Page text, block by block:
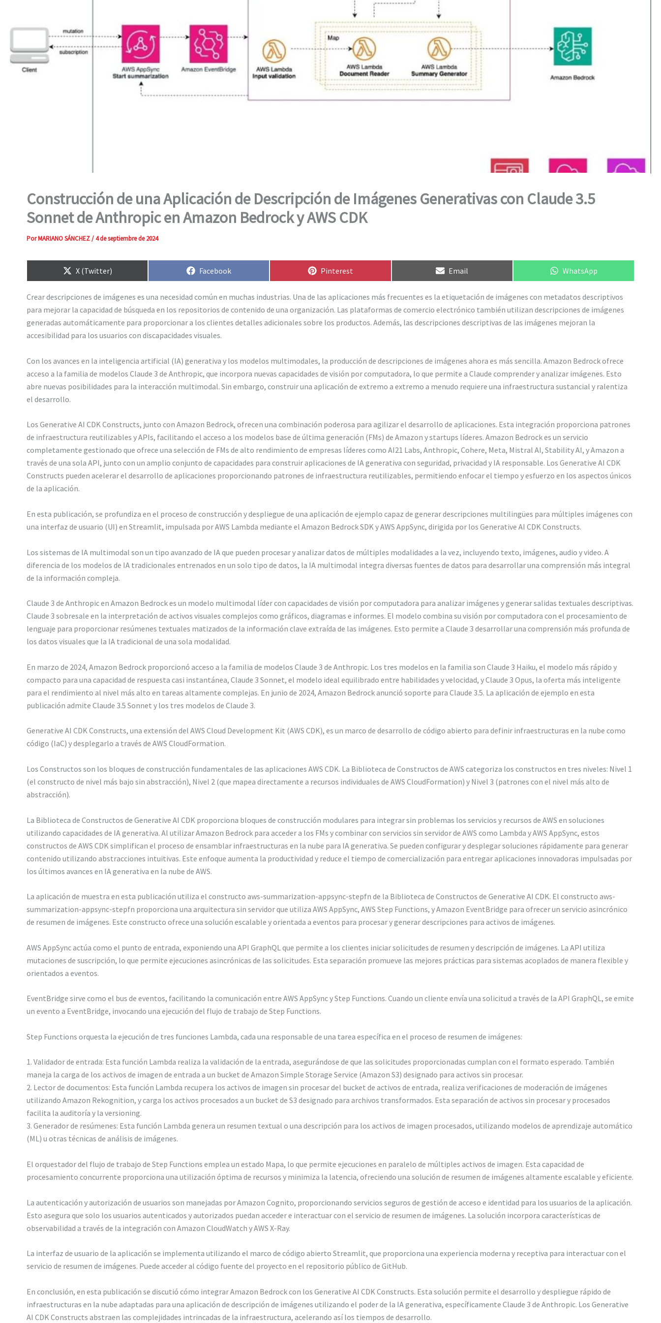
Construcción de una Aplicación de Descripción de Imágenes Generativas con Claude 3.5
Sonnet de Anthropic en Amazon Bedrock y AWS CDK
PorMARIANO SÁNCHEZ/4 de septiembre de 2024
Compartir
en
X (Twitter)
Compartir
Facebook
Compartir
Pinterest
Compartir
Email
Compartir
WhatsApp
Crear descripciones de imágenes es una necesidad común en muchas industrias. Una de las aplicaciones más frecuentes es la etiquetación de imágenes con metadatos descriptivos
para mejorar la capacidad de búsqueda en los repositorios de contenido de una organización. Las plataformas de comercio electrónico también utilizan descripciones de imágenes
generadas automáticamente para proporcionar a los clientes detalles adicionales sobre los productos. Además, las descripciones descriptivas de las imágenes mejoran la
accesibilidad para los usuarios con discapacidades visuales.
Con los avances en la inteligencia artificial (IA) generativa y los modelos multimodales, la producción de descripciones de imágenes ahora es más sencilla. Amazon Bedrock ofrece
acceso a la familia de modelos Claude 3 de Anthropic, que incorpora nuevas capacidades de visión por computadora, lo que permite a Claude comprender y analizar imágenes. Esto
abre nuevas posibilidades para la interacción multimodal. Sin embargo, construir una aplicación de extremo a extremo a menudo requiere una infraestructura sustancial y ralentiza
el desarrollo.
Los Generative AI CDK Constructs, junto con Amazon Bedrock, ofrecen una combinación poderosa para agilizar el desarrollo de aplicaciones. Esta integración proporciona patrones
de infraestructura reutilizables y APIs, facilitando el acceso a los modelos base de última generación (FMs) de Amazon y startups líderes. Amazon Bedrock es un servicio
completamente gestionado que ofrece una selección de FMs de alto rendimiento de empresas líderes como AI21 Labs, Anthropic, Cohere, Meta, Mistral AI, Stability AI, y Amazon a
través de una sola API, junto con un amplio conjunto de capacidades para construir aplicaciones de IA generativa con seguridad, privacidad y IA responsable. Los Generative AI CDK
Constructs pueden acelerar el desarrollo de aplicaciones proporcionando patrones de infraestructura reutilizables, permitiendo enfocar el tiempo y esfuerzo en los aspectos únicos
de la aplicación.
En esta publicación, se profundiza en el proceso de construcción y despliegue de una aplicación de ejemplo capaz de generar descripciones multilingües para múltiples imágenes con
una interfaz de usuario (UI) en Streamlit, impulsada por AWS Lambda mediante el Amazon Bedrock SDK y AWS AppSync, dirigida por los Generative AI CDK Constructs.
Los sistemas de IA multimodal son un tipo avanzado de IA que pueden procesar y analizar datos de múltiples modalidades a la vez, incluyendo texto, imágenes, audio y video. A
diferencia de los modelos de IA tradicionales entrenados en un solo tipo de datos, la IA multimodal integra diversas fuentes de datos para desarrollar una comprensión más integral
de la información compleja.
Claude 3 de Anthropic en Amazon Bedrock es un modelo multimodal líder con capacidades de visión por computadora para analizar imágenes y generar salidas textuales descriptivas.
Claude 3 sobresale en la interpretación de activos visuales complejos como gráficos, diagramas e informes. El modelo combina su visión por computadora con el procesamiento de
lenguaje para proporcionar resúmenes textuales matizados de la información clave extraída de las imágenes. Esto permite a Claude 3 desarrollar una comprensión más profunda de
los datos visuales que la IA tradicional de una sola modalidad.
En marzo de 2024, Amazon Bedrock proporcionó acceso a la familia de modelos Claude 3 de Anthropic. Los tres modelos en la familia son Claude 3 Haiku, el modelo más rápido y
compacto para una capacidad de respuesta casi instantánea, Claude 3 Sonnet, el modelo ideal equilibrado entre habilidades y velocidad, y Claude 3 Opus, la oferta más inteligente
para el rendimiento al nivel más alto en tareas altamente complejas. En junio de 2024, Amazon Bedrock anunció soporte para Claude 3.5. La aplicación de ejemplo en esta
publicación admite Claude 3.5 Sonnet y los tres modelos de Claude 3.
Generative AI CDK Constructs, una extensión del AWS Cloud Development Kit (AWS CDK), es un marco de desarrollo de código abierto para definir infraestructuras en la nube como
código (IaC) y desplegarlo a través de AWS CloudFormation.
Los Constructos son los bloques de construcción fundamentales de las aplicaciones AWS CDK. La Biblioteca de Constructos de AWS categoriza los constructos en tres niveles: Nivel 1
(el constructo de nivel más bajo sin abstracción), Nivel 2 (que mapea directamente a recursos individuales de AWS CloudFormation) y Nivel 3 (patrones con el nivel más alto de
abstracción).
La Biblioteca de Constructos de Generative AI CDK proporciona bloques de construcción modulares para integrar sin problemas los servicios y recursos de AWS en soluciones
utilizando capacidades de IA generativa. Al utilizar Amazon Bedrock para acceder a los FMs y combinar con servicios sin servidor de AWS como Lambda y AWS AppSync, estos
constructos de AWS CDK simplifican el proceso de ensamblar infraestructuras en la nube para IA generativa. Se pueden configurar y desplegar soluciones rápidamente para generar
contenido utilizando abstracciones intuitivas. Este enfoque aumenta la productividad y reduce el tiempo de comercialización para entregar aplicaciones innovadoras impulsadas por
los últimos avances en IA generativa en la nube de AWS.
La aplicación de muestra en esta publicación utiliza el constructo aws-summarization-appsync-stepfn de la Biblioteca de Constructos de Generative AI CDK. El constructo aws-
summarization-appsync-stepfn proporciona una arquitectura sin servidor que utiliza AWS AppSync, AWS Step Functions, y Amazon EventBridge para ofrecer un servicio asincrónico
de resumen de imágenes. Este constructo ofrece una solución escalable y orientada a eventos para procesar y generar descripciones para activos de imágenes.
AWS AppSync actúa como el punto de entrada, exponiendo una API GraphQL que permite a los clientes iniciar solicitudes de resumen y descripción de imágenes. La API utiliza
mutaciones de suscripción, lo que permite ejecuciones asincrónicas de las solicitudes. Esta separación promueve las mejores prácticas para sistemas acoplados de manera flexible y
orientados a eventos.
EventBridge sirve como el bus de eventos, facilitando la comunicación entre AWS AppSync y Step Functions. Cuando un cliente envía una solicitud a través de la API GraphQL, se emite
un evento a EventBridge, invocando una ejecución del flujo de trabajo de Step Functions.
Step Functions orquesta la ejecución de tres funciones Lambda, cada una responsable de una tarea específica en el proceso de resumen de imágenes:
1. Validador de entrada: Esta función Lambda realiza la validación de la entrada, asegurándose de que las solicitudes proporcionadas cumplan con el formato esperado. También
maneja la carga de los activos de imagen de entrada a un bucket de Amazon Simple Storage Service (Amazon S3) designado para activos sin procesar.
2. Lector de documentos: Esta función Lambda recupera los activos de imagen sin procesar del bucket de activos de entrada, realiza verificaciones de moderación de imágenes
utilizando Amazon Rekognition, y carga los activos procesados a un bucket de S3 designado para archivos transformados. Esta separación de activos sin procesar y procesados
facilita la auditoría y la versioning.
3. Generador de resúmenes: Esta función Lambda genera un resumen textual o una descripción para los activos de imagen procesados, utilizando modelos de aprendizaje automático
(ML) u otras técnicas de análisis de imágenes.
El orquestador del flujo de trabajo de Step Functions emplea un estado Mapa, lo que permite ejecuciones en paralelo de múltiples activos de imagen. Esta capacidad de
procesamiento concurrente proporciona una utilización óptima de recursos y minimiza la latencia, ofreciendo una solución de resumen de imágenes altamente escalable y eficiente.
La autenticación y autorización de usuarios son manejadas por Amazon Cognito, proporcionando servicios seguros de gestión de acceso e identidad para los usuarios de la aplicación.
Esto asegura que solo los usuarios autenticados y autorizados puedan acceder e interactuar con el servicio de resumen de imágenes. La solución incorpora características de
observabilidad a través de la integración con Amazon CloudWatch y AWS X-Ray.
La interfaz de usuario de la aplicación se implementa utilizando el marco de código abierto Streamlit, que proporciona una experiencia moderna y receptiva para interactuar con el
servicio de resumen de imágenes. Puede acceder al código fuente del proyecto en el repositorio público de GitHub.
En conclusión, en esta publicación se discutió cómo integrar Amazon Bedrock con los Generative AI CDK Constructs. Esta solución permite el desarrollo y despliegue rápido de
infraestructuras en la nube adaptadas para una aplicación de descripción de imágenes utilizando el poder de la IA generativa, específicamente Claude 3 de Anthropic. Los Generative
AI CDK Constructs abstraen las complejidades intrincadas de la infraestructura, acelerando así los tiempos de desarrollo.